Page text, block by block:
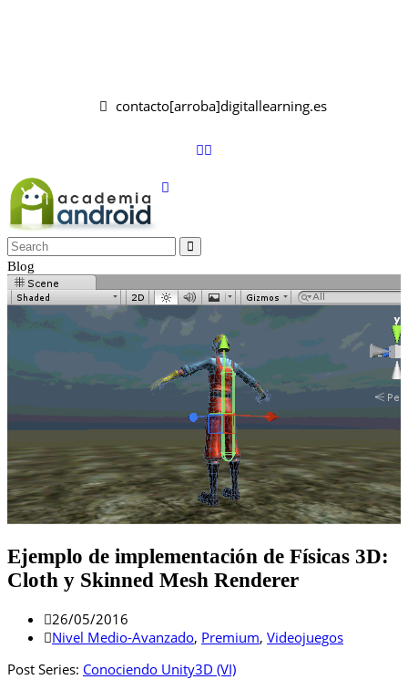
contacto[arroba]digitallearning.es
Blog
Ejemplo de implementación de Físicas 3D:
Cloth y Skinned Mesh Renderer
26/05/2016
Nivel Medio-Avanzado, Premium, Videojuegos
Post Series: Conociendo Unity3D (VI)